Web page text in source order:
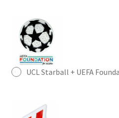
UCL Starball + UEFA